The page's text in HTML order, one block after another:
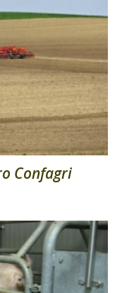
Confagri